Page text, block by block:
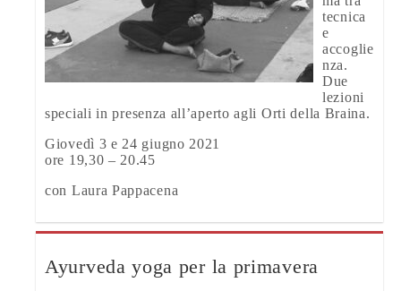
tecnica
e
accoglie
nza.
Due
lezioni
speciali in presenza all’aperto agli Orti della Braina.
Giovedì 3 e 24 giugno 2021
ore 19,30 – 20.45
con Laura Pappacena
Ayurveda yoga per la primavera